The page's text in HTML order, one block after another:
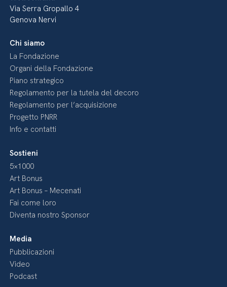
Via Serra Gropallo 4
Genova Nervi
Chi siamo
La Fondazione
Organi della Fondazione
Piano strategico
Regolamento per la tutela del decoro
Regolamento per l’acquisizione
Progetto PNRR
Info e contatti
Sostieni
5×1000
Art Bonus
Art Bonus – Mecenati
Fai come loro
Diventa nostro Sponsor
Media
Pubblicazioni
Video
Podcast